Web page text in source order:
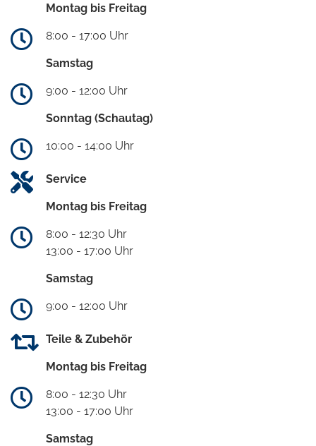
Montag bis Freitag
8:00 - 17:00 Uhr
Samstag
9:00 - 12:00 Uhr
Sonntag (Schautag)
10:00 - 14:00 Uhr
Service
Montag bis Freitag
8:00 - 12:30 Uhr
13:00 - 17:00 Uhr
Samstag
9:00 - 12:00 Uhr
Teile & Zubehör
Montag bis Freitag
8:00 - 12:30 Uhr
13:00 - 17:00 Uhr
Samstag